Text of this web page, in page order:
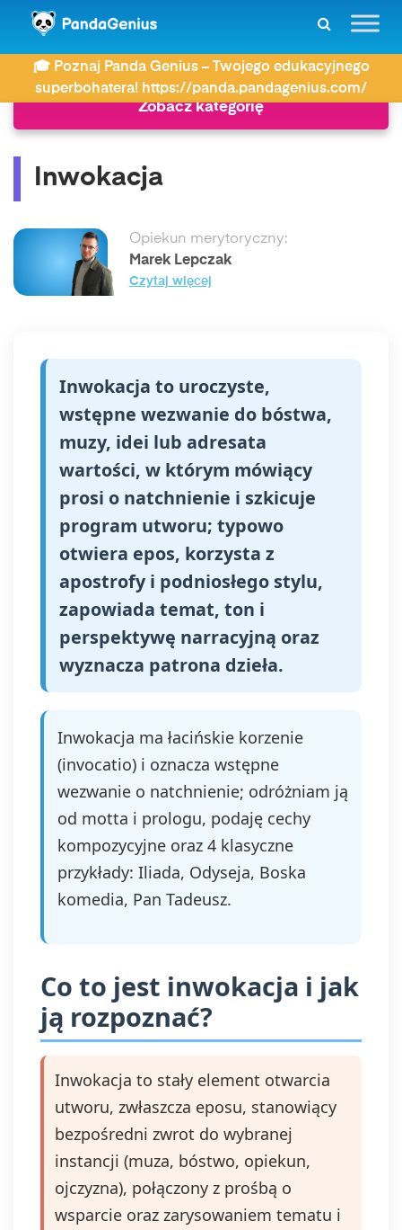
🎓 Poznaj Panda Genius – Twojego edukacyjnego
superbohatera! https://panda.pandagenius.com/
ZDAY Słownik Inwokacja
Zobacz kategorię
Inwokacja
Opiekun merytoryczny:
Marek Lepczak
Czytaj więcej
Inwokacja to uroczyste,
wstępne wezwanie do bóstwa,
muzy, idei lub adresata
wartości, w którym mówiący
prosi o natchnienie i szkicuje
program utworu; typowo
otwiera epos, korzysta z
apostrofy i podniosłego stylu,
zapowiada temat, ton i
perspektywę narracyjną oraz
wyznacza patrona dzieła.
Inwokacja ma łacińskie korzenie
(invocatio) i oznacza wstępne
wezwanie o natchnienie; odróżniam ją
od motta i prologu, podaję cechy
kompozycyjne oraz 4 klasyczne
przykłady: Iliada, Odyseja, Boska
komedia, Pan Tadeusz.
Co to jest inwokacja i jak
ją rozpoznać?
Inwokacja to stały element otwarcia
utworu, zwłaszcza eposu, stanowiący
bezpośredni zwrot do wybranej
instancji (muza, bóstwo, opiekun,
ojczyzna), połączony z prośbą o
wsparcie oraz zarysowaniem tematu i